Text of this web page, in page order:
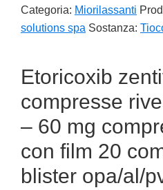
Categoria: Miorilassanti
solutions spa Sostanza:
Etoricoxib
compresse
– 60 mg
con film 20
blister opa/al/